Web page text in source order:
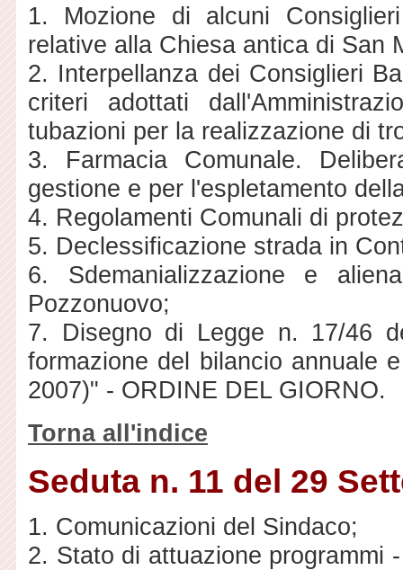
1. Mozione di alcuni
relative alla Chiesa antica di San
2. Interpellanza dei Consiglieri
criteri adottati
tubazioni per la realizzazione di
3. Farmacia Comunale.
gestione e per l'espletamento
4. Regolamenti Comunali di
5. Declessificazione strada in
6. Sdemanializzazione e
Pozzonuovo;
7. Disegno di Legge n. 17/46
formazione del bilancio annuale
2007)" - ORDINE DEL GIORNO.
Torna all'indice
Seduta n. 11 del 29
1. Comunicazioni del Sindaco;
2. Stato di attuazione programmi